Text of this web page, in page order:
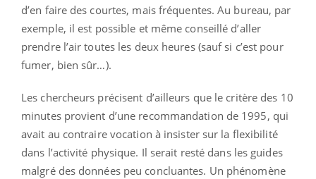
d’en faire des courtes, mais fréquentes. Au bureau, par
exemple, il est possible et même conseillé d’aller
prendre l’air toutes les deux heures (sauf si c’est pour
fumer, bien sûr…).
Les chercheurs précisent d’ailleurs que le critère des 10
minutes provient d’une recommandation de 1995, qui
avait au contraire vocation à insister sur la flexibilité
dans l’activité physique. Il serait resté dans les guides
malgré des données peu concluantes. Un phénomène